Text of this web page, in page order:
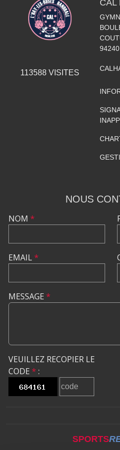
113588VISITES
CAL
94240
NOUS
NOM *
EMAIL*
MESSAGE *
VEUILLEZ RECOPIER LE
CODE * :
SPORTS